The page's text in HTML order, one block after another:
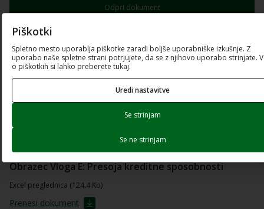
Odpri dokument
Prenesi dokument
Obrazec Vloga D: Predlog zavarovanja kredita
Obrazec Vloga E: Presoja kreditne sposobnosti
Excel preglednica (124.4 Kb)
Prenesi dokument
Piškotki
Spletno mesto uporablja piškotke zaradi boljše uporabniške izkušnje. Z
uporabo naše spletne strani potrjujete, da se z njihovo uporabo strinjate.
o piškotkih si lahko preberete tukaj.
Uredi nastavitve
Se strinjam
Se ne strinjam